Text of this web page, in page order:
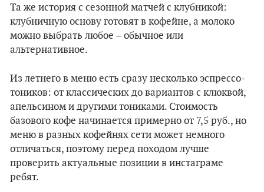
Та же история с сезонной матчей с клубникой:
клубничную основу готовят в кофейне, а молоко
можно выбрать любое – обычное или
альтернативное.
Из летнего в меню есть сразу несколько эспрессо-
тоников: от классических до вариантов с клюквой,
апельсином и другими тониками. Стоимость
базового кофе начинается примерно от 7,5 руб., но
меню в разных кофейнях сети может немного
отличаться, поэтому перед походом лучше
проверить актуальные позиции в инстаграме
ребят.